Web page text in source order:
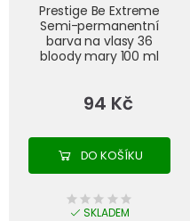
Prestige Be Extreme
Semi-permanentní
barva na vlasy 36
bloody mary 100 ml
94 Kč
DO KOŠÍKU
SKLADEM